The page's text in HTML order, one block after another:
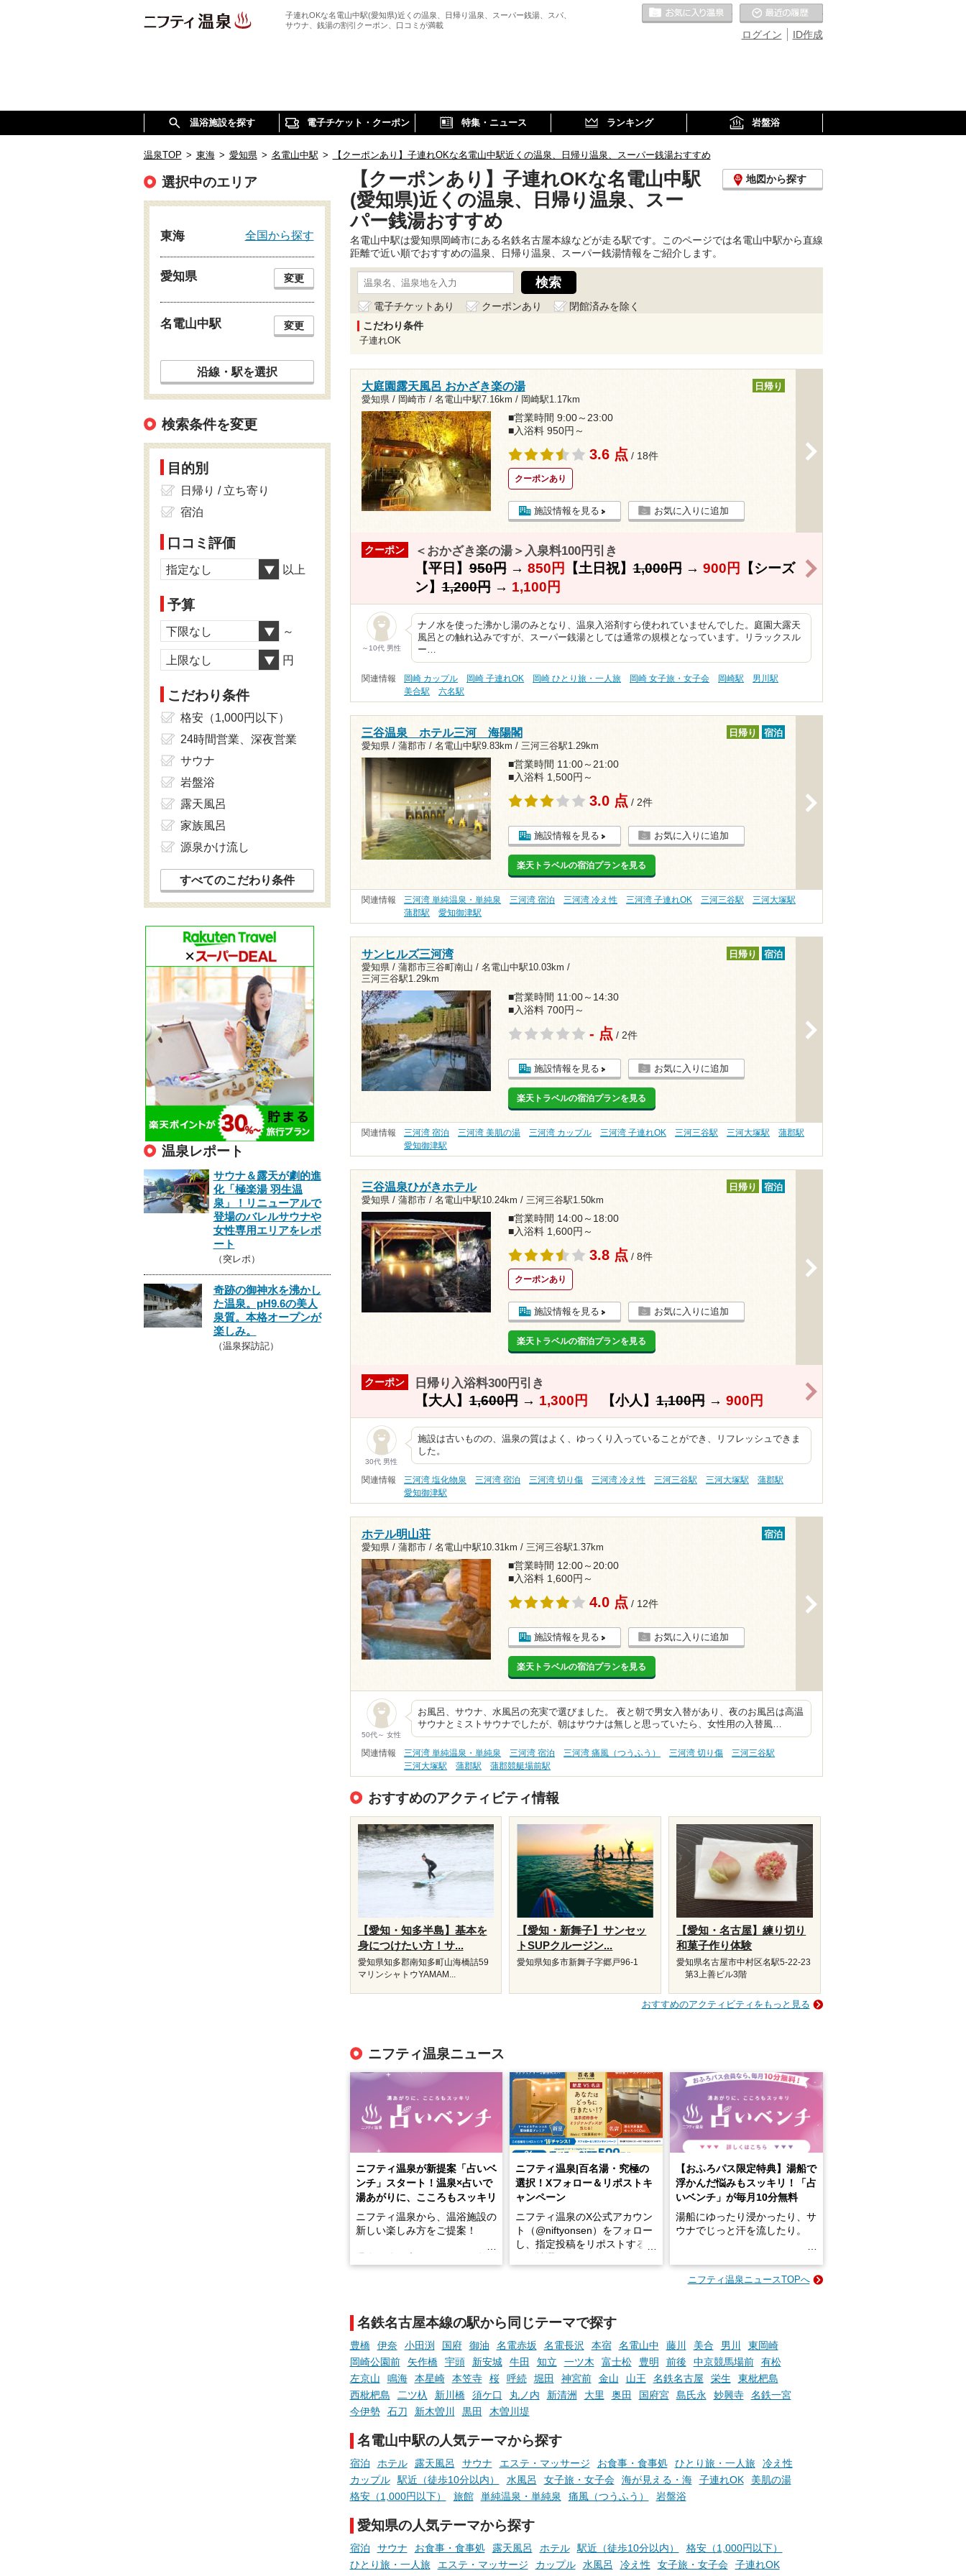
子連れOKな名電山中駅(愛知県)近くの温泉、日帰り温泉、スーパー銭湯、スパ、
サウナ、銭湯の割引クーポン、口コミが満載
ID作成
ログイン
お気に入りの温泉
温浴施設を探す 電子チケット・クーポン 特集・ニュース ランキング 岩盤浴
温泉TOP > 東海 > 愛知県 > 名電山中駅 > 【クーポンあり】子連れOKな名電山中駅近くの温泉、日帰り温泉、スーパー銭湯おすすめ
【クーポンあり】子連れOKな名電山中駅
(愛知県)近くの温泉、日帰り温泉、スー
パー銭湯おすすめ
地図から探す
名電山中駅は愛知県岡崎市にある名鉄名古屋本線などが走る駅です。このページでは名電山中駅から直線
距離で近い順でおすすめの温泉、日帰り温泉、スーパー銭湯情報をご紹介します。
電子チケットあり クーポンあり
閉館済みを除く
こだわり条件
子連れOK
大庭園露天風呂 おかざき楽の湯
愛知県 / 岡崎市 / 名電山中駅7.16km / 岡崎駅1.17km
日帰り
■営業時間 9:00～23:00
■入浴料 950円～
3.6 点 / 18件
クーポンあり
施設情報を見る お気に入りに追加
クーポン ＜おかざき楽の湯＞入泉料100円引き
【平日】950円→ 850円 【土日祝】1,000円→ 900円
【シーズ
ン】1,200円→ 1,100円
～10代 男性
ナノ水を使った沸かし湯のみとなり、温泉入浴剤すら使われていませんでした。庭園大露天
風呂との触れ込みですが、スーパー銭湯としては通常の規模となっています。リラックスル
ー…
関連情報 岡崎 カップル 岡崎 子連れOK 岡崎 ひとり旅・一人旅 岡崎 女子旅・女子会 岡崎駅
男川駅
美合駅
六名駅
三谷温泉 ホテル三河 海陽閣
愛知県 / 蒲郡市 / 名電山中駅9.83km / 三河三谷駅1.29km
日帰り 宿泊
■営業時間 11:00～21:00
■入浴料 1,500円～
3.0 点 / 2件
施設情報を見る お気に入りに追加
楽天トラベルの宿泊プランを見る
関連情報 三河湾 単純温泉・単純泉 三河湾 宿泊 三河湾 冷え性 三河湾 子連れOK 三河三谷駅
三河大塚駅
蒲郡駅
愛知御津駅
サンヒルズ三河湾
愛知県 / 蒲郡市三谷町南山 / 名電山中駅10.03km /
三河三谷駅1.29km
日帰り 宿泊
■営業時間 11:00～14:30
■入浴料 700円～
- 点 / 2件
施設情報を見る お気に入りに追加
楽天トラベルの宿泊プランを見る
関連情報 三河湾 宿泊 三河湾 美肌の湯 三河湾 カップル 三河湾 子連れOK 三河三谷駅 三河大塚駅
蒲郡駅
愛知御津駅
三谷温泉ひがきホテル
愛知県 / 蒲郡市 / 名電山中駅10.24km / 三河三谷駅1.50km
日帰り 宿泊
■営業時間 14:00～18:00
■入浴料 1,600円～
3.8 点 / 8件
クーポンあり
施設情報を見る お気に入りに追加
楽天トラベルの宿泊プランを見る
クーポン 日帰り入浴料300円引き
【大人】1,600円→ 1,300円 【小人】1,100円→ 900円
30代 男性
施設は古いものの、温泉の質はよく、ゆっくり入っていることができ、リフレッシュできま
した。
関連情報 三河湾 塩化物泉 三河湾 宿泊 三河湾 切り傷 三河湾 冷え性 三河三谷駅 三河大塚駅
蒲郡駅
愛知御津駅
ホテル明山荘
愛知県 / 蒲郡市 / 名電山中駅10.31km / 三河三谷駅1.37km
宿泊
■営業時間 12:00～20:00
■入浴料 1,600円～
4.0 点 / 12件
施設情報を見る お気に入りに追加
楽天トラベルの宿泊プランを見る
50代～ 女性
お風呂、サウナ、水風呂の充実で選びました。 夜と朝で男女入替があり、夜のお風呂は高温
サウナとミストサウナでしたが、朝はサウナは無しと思っていたら、女性用の入替風…
関連情報 三河湾 単純温泉・単純泉 三河湾 宿泊 三河湾 痛風（つうふう） 三河湾 切り傷
三河三谷駅
三河大塚駅
蒲郡駅 蒲郡競艇場前駅
おすすめのアクティビティ情報
【愛知・知多半島】基本を
身につけたい方！サ...
愛知県知多郡南知多町山海橋詰59
マリンシャトウYAMAM...
【愛知・新舞子】サンセッ
トSUPクルージン...
愛知県知多市新舞子字郷戸96-1
【愛知・名古屋】練り切り
和菓子作り体験
愛知県名古屋市中村区名駅5-22-23
第3上善ビル3階
おすすめのアクティビティをもっと見る
ニフティ温泉ニュース
ニフティ温泉が新提案「占いベ
ンチ」スタート！温泉×占いで
湯あがりに、こころもスッキリ
ニフティ温泉から、温浴施設の
新しい楽しみ方をご提案！
手相やタロットなど気軽に楽し
める占いで、“ととのう”おふろ
時間を、もっと特別に。
ニフティ温泉|百名湯・究極の
選択！Xフォロー＆リポストキ
ャンペーン
ニフティ温泉のX公式アカウン
ト（@niftyonsen）をフォロー
し、指定投稿をリポストする
【おふろパス限定特典】湯船で
浮かんだ悩みもスッキリ！「占
いベンチ」が毎月10分無料
湯船にゆったり浸かったり、サ
ウナでじっと汗を流したり。
そんな「一人でぼんやり過ごす
でくることはありませんか？
お風呂でリラックスしているか
りの温まった心のまま相談でき
たら素敵ですよね。
は、そんなあなたの心のつぶや
きをプロの占い師に相談するこ
とができるサービスです。
ニフティ温泉ニュースTOPへ
名鉄名古屋本線の駅から同じテーマで探す
豊橋 伊奈 小田渕 国府 御油 名電赤坂 名電長沢 本宿 名電山中 藤川 美合 男川
東岡崎
岡崎公園前
矢作橋 宇頭 新安城 牛田 知立 一ツ木 富士松 豊明 前後 中京競馬場前
有松
左京山
鳴海 本星崎 本笠寺 桜 呼続 堀田 神宮前 金山 山王 名鉄名古屋 栄生
東枇杷島
西枇杷島
二ツ杁 新川橋 須ケ口 丸ノ内 新清洲 大里 奥田 国府宮 島氏永 妙興寺
名鉄一宮
今伊勢
石刀 新木曽川 黒田 木曽川堤
名電山中駅の人気テーマから探す
宿泊 ホテル 露天風呂 サウナ エステ・マッサージ お食事・食事処 ひとり旅・一人旅
冷え性
カップル
駅近（徒歩10分以内） 水風呂 女子旅・女子会 海が見える・海 子連れOK
美肌の湯
格安（1,000円以下）
旅館 単純温泉・単純泉 痛風（つうふう） 岩盤浴
愛知県の人気テーマから探す
宿泊 サウナ お食事・食事処 露天風呂 ホテル 駅近（徒歩10分以内）
格安（1,000円以下）
ひとり旅・一人旅
エステ・マッサージ カップル 水風呂 冷え性 女子旅・女子会
子連れOK
選択中のエリア
東海 全国から探す
愛知県 変更
名電山中駅 変更
沿線・駅を選択
検索条件を変更
目的別
日帰り / 立ち寄り
宿泊
口コミ評価
指定なし 以上
予算
下限なし ～
上限なし 円
こだわり条件
格安（1,000円以下）
24時間営業、深夜営業
サウナ
岩盤浴
露天風呂
家族風呂
源泉かけ流し
すべてのこだわり条件
温泉レポート
サウナ＆露天が劇的進
化「極楽湯 羽生温
泉」！リニューアルで
登場のバレルサウナや
女性専用エリアをレポ
ート
（突レポ）
奇跡の御神水を沸かし
た温泉。pH9.6の美人
泉質。本格オープンが
楽しみ。
（温泉探訪記）